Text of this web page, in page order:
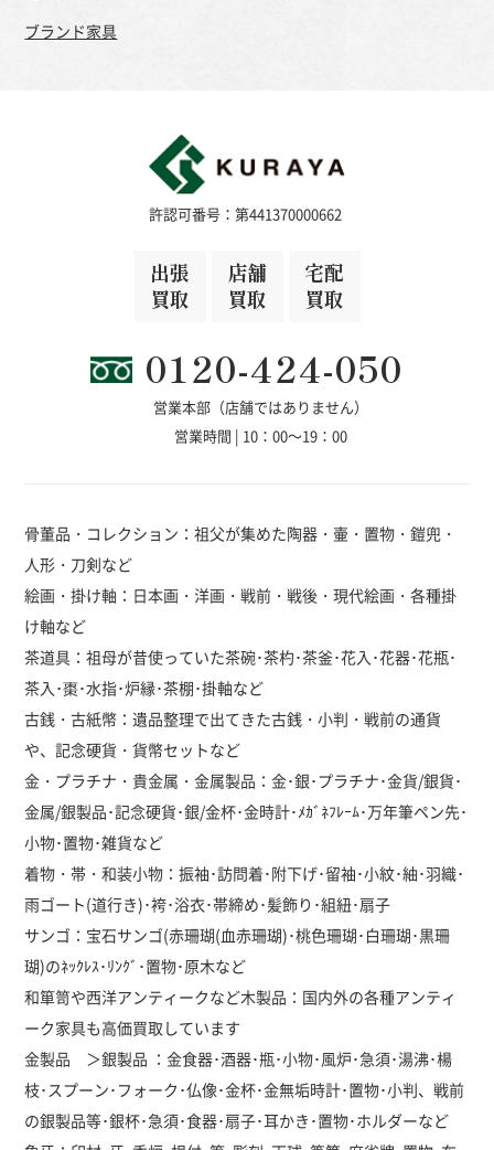
ブランド家具
許認可番号：第441370000662
出張
買取
店舗
買取
宅配
買取
0120-424-050
営業本部（店舗ではありません）
営業時間 | 10：00～19：00
骨董品・コレクション：祖父が集めた陶器・壷・置物・鎧兜・
人形・刀剣など
絵画・掛け軸：日本画・洋画・戦前・戦後・現代絵画・各種掛
け軸など
茶道具：祖母が昔使っていた茶碗･茶杓･茶釜･花入･花器･花瓶･
茶入･棗･水指･炉縁･茶棚･掛軸など
古銭・古紙幣：遺品整理で出てきた古銭・小判・戦前の通貨
や、記念硬貨・貨幣セットなど
金・プラチナ・貴金属・金属製品：金･銀･プラチナ･金貨/銀貨･
金属/銀製品･記念硬貨･銀/金杯･金時計･ﾒｶﾞﾈﾌﾚｰﾑ･万年筆ペン先･
小物･置物･雑貨など
着物・帯・和装小物：振袖･訪問着･附下げ･留袖･小紋･紬･羽織･
雨ゴート(道行き)･袴･浴衣･帯締め･髪飾り･組紐･扇子
サンゴ：宝石サンゴ(赤珊瑚(血赤珊瑚)･桃色珊瑚･白珊瑚･黒珊
瑚)のﾈｯｸﾚｽ･ﾘﾝｸﾞ･置物･原木など
和箪笥や西洋アンティークなど木製品：国内外の各種アンティ
ーク家具も高価買取しています
金製品 ＞銀製品 ：金食器･酒器･瓶･小物･風炉･急須･湯沸･楊
枝･スプーン･フォーク･仏像･金杯･金無垢時計･置物･小判、戦前
の銀製品等･銀杯･急須･食器･扇子･耳かき･置物･ホルダーなど